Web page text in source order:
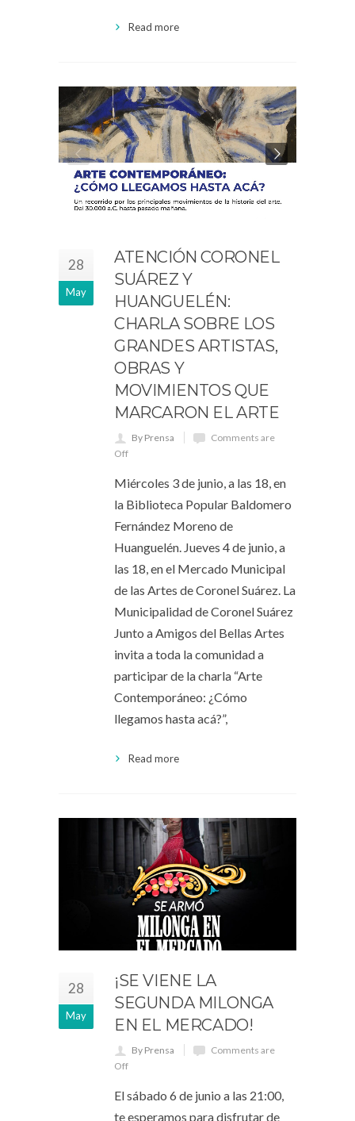
Read more
28
May
ATENCIÓN CORONEL
SUÁREZ Y
HUANGUELÉN:
CHARLA SOBRE LOS
GRANDES ARTISTAS,
OBRAS Y
MOVIMIENTOS QUE
MARCARON EL ARTE
By Prensa
Comments are
Off
Miércoles 3 de junio, a las 18, en
la Biblioteca Popular Baldomero
Fernández Moreno de
Huanguelén. Jueves 4 de junio, a
las 18, en el Mercado Municipal
de las Artes de Coronel Suárez. La
Municipalidad de Coronel Suárez
Junto a Amigos del Bellas Artes
invita a toda la comunidad a
participar de la charla “Arte
Contemporáneo: ¿Cómo
llegamos hasta acá?”,
Read more
28
May
¡SE VIENE LA
SEGUNDA MILONGA
EN EL MERCADO!
By Prensa
Comments are
Off
El sábado 6 de junio a las 21:00,
te esperamos para disfrutar de